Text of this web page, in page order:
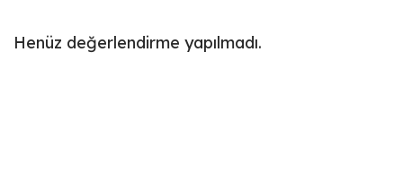
Henüz değerlendirme yapılmadı.